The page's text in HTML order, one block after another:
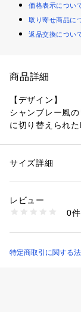
価格表示につい
取り寄せ商品に
返品交換につい
商品詳細
【デザイン】
シャンブレー風
に切り替えられた
ワッフル地に織
【コーディネート
アウターやブル
グレージュ モデ
ダークネイビー
性別：メンズ
素材：本体 アクリ
生産国：日本
洗濯：手洗い可
商品番号：
サイズ詳細
レビュー
0件
特定商取引に関する